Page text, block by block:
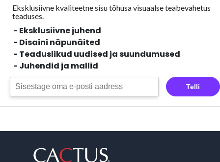
Eksklusiivne kvaliteetne sisu tõhusa visuaalseteabevahetus
teaduses.
- Eksklusiivne juhend
- Disaini näpunäited
- Teaduslikud uudised ja suundumused
- Juhendid ja mallid
Telli